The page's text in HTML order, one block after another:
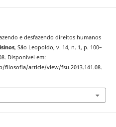
e desfazendo direitos humanos
, São Leopoldo, v. 14, n. 1, p. 100–
Disponível em:
article/view/fsu.2013.141.08.